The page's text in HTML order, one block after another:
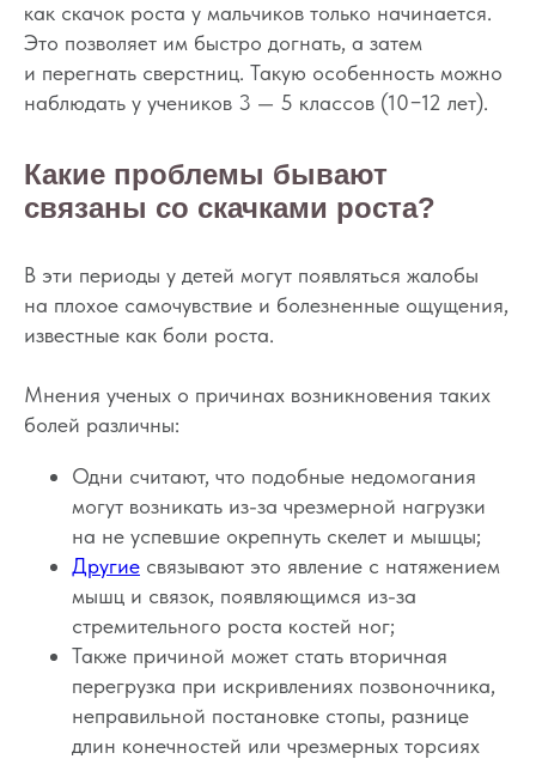
как скачок роста у мальчиков только начинается.
Это позволяет им быстро догнать, а затем
и перегнать сверстниц. Такую особенность можно
наблюдать у учеников 3 — 5 классов (10−12 лет).
Какие проблемы бывают
связаны со скачками роста?
В эти периоды у детей могут появляться жалобы
на плохое самочувствие и болезненные ощущения,
известные как боли роста.
Мнения ученых о причинах возникновения таких
болей различны:
Одни считают, что подобные недомогания
могут возникать из-за чрезмерной нагрузки
на не успевшие окрепнуть скелет и мышцы;
Другие связывают это явление с натяжением
мышц и связок, появляющимся из-за
стремительного роста костей ног;
Также причиной может стать вторичная
перегрузка при искривлениях позвоночника,
неправильной постановке стопы, разнице
длин конечностей или чрезмерных торсиях